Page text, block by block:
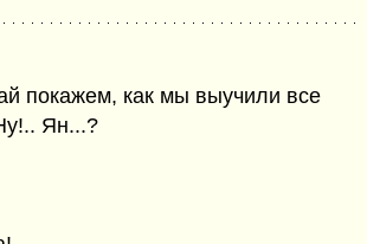
покажем, как мы выучили все
Ян...?